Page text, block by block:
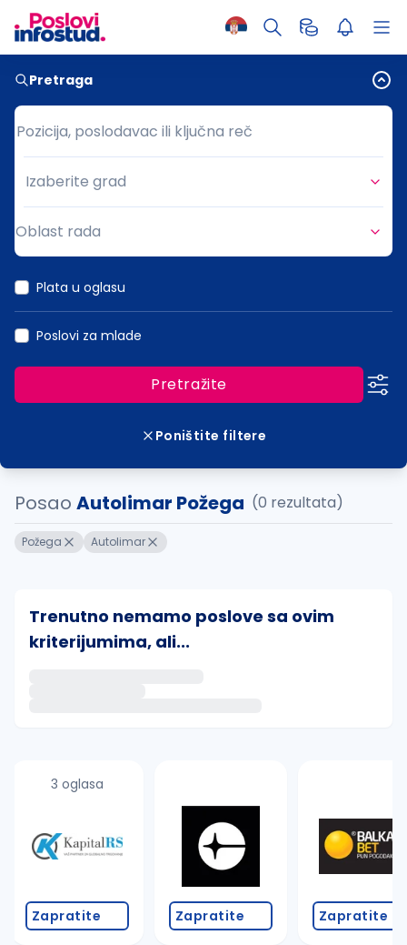
Pretraga
Pozicija, poslodavac ili ključna reč
Pozicija, poslodavac ili ključna reč
Grad
Izaberite grad
Oblast rada
Plata u oglasu
Poslovi za mlade
Pretražite
Poništite filtere
Posao Autolimar Požega (0 rezultata)
Požega Autolimar
Trenutno nemamo poslove sa ovim
kriterijumima, ali...
proverite pravopisne greške (koristite č, ć, š, đ,
povećajte radijus za odabrani grad
promenite odabrane filtere pretrage
3 oglasa
Zapratite Zapratite Zapratite